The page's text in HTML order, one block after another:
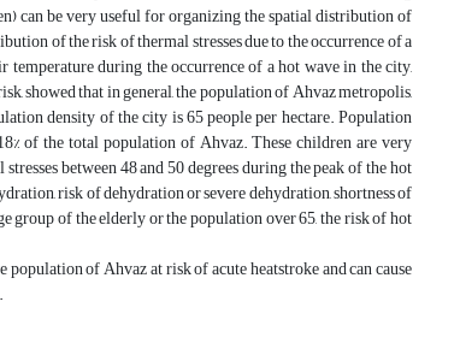
can be very useful for organizing the spatial distribution of
of the risk of thermal stresses due to the occurrence of a
during the occurrence of a hot wave in the city,
showed that in general, the population of Ahvaz metropolis,
density of the city is 65 people per hectare. Population
of the total population of Ahvaz. These children are very
between 48 and 50 degrees during the peak of the hot
risk of dehydration or severe dehydration, shortness of
group of the elderly or the population over 65, the risk of hot
of Ahvaz at risk of acute heatstroke and can cause